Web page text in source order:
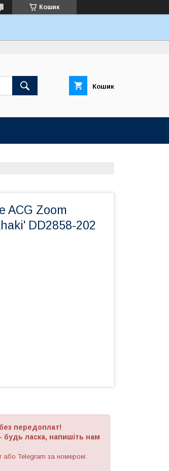
Кошик
Кошик
ACG Zoom
DD2858-202
передоплат!
ласка, напишіть нам
або Telegram за номером: